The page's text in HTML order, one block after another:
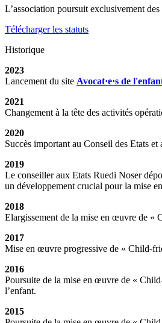
L’association poursuit exclusivement
Télécharger les statuts
Historique
2023
Lancement du site Avocat·e·s de
2021
Changement à la tête des activités
2020
Succès important au Conseil des Etats
2019
Le conseiller aux Etats Ruedi Noser
un développement crucial pour la mise
2018
Elargissement de la mise en œuvre de «
2017
Mise en œuvre progressive de « Child-
2016
Poursuite de la mise en œuvre de «
l’enfant.
2015